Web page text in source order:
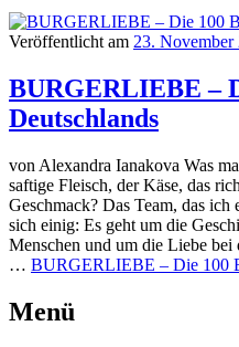
Veröffentlicht am 23. November
BURGERLIEBE –
Deutschlands
von Alexandra Ianakova Was
saftige Fleisch, der Käse, das
Geschmack? Das Team, das
sich einig: Es geht um die
Menschen und um die Liebe
… BURGERLIEBE – Die 100
Menü